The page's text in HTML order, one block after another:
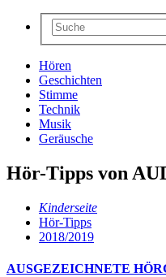
Hören
Geschichten
Stimme
Technik
Musik
Geräusche
Hör-Tipps von
Kinderseite
Hör-Tipps
2018/2019
AUSGEZEICHNETE